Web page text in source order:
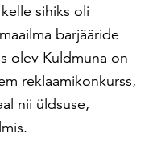
sihiks oli
barjääride
olev Kuldmuna on
reklaamikonkurss,
nii üldsuse,